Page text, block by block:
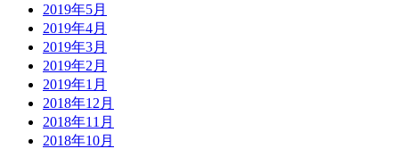
2019年5月
2019年4月
2019年3月
2019年2月
2019年1月
2018年12月
2018年11月
2018年10月